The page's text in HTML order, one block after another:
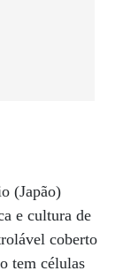
(Japão)
e cultura de
coberto
tem células